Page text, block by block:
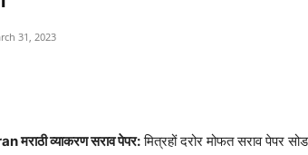
31, 2023
व्याकरण सराव पेपर:मित्रहों दरोर मोफत सराव पेपर